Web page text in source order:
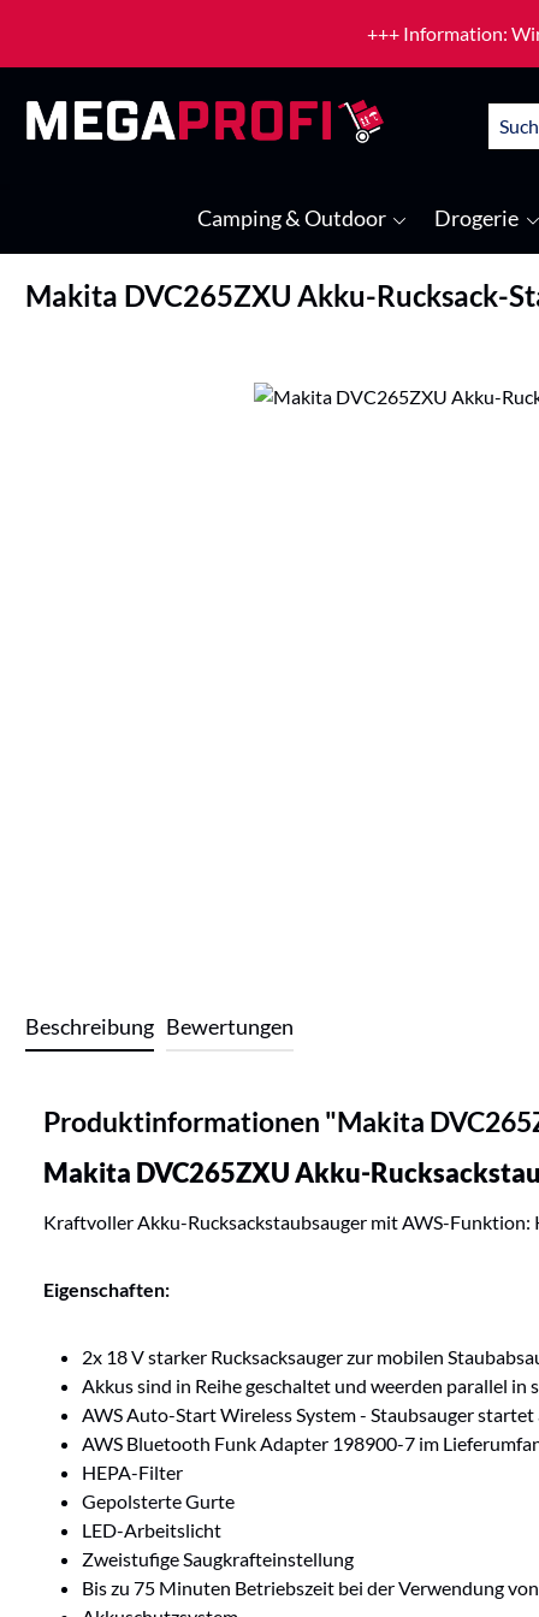
+++ Information:
Camping & Outdoor Drogerie
Makita DVC265ZXU Akku-Rucksack-
Beschreibung Bewertungen
Produktinformationen "Makita
Makita DVC265ZXU Akku-
Kraftvoller Akku-Rucksackstaubsauger mit AWS-
Eigenschaften:
2x 18 V starker Rucksacksauger zur mobilen
Akkus sind in Reihe geschaltet und weerden parallel
AWS Auto-Start Wireless System - Staubsauger
AWS Bluetooth Funk Adapter 198900-7 im
HEPA-Filter
Gepolsterte Gurte
LED-Arbeitslicht
Zweistufige Saugkrafteinstellung
Bis zu 75 Minuten Betriebszeit bei der Verwendung